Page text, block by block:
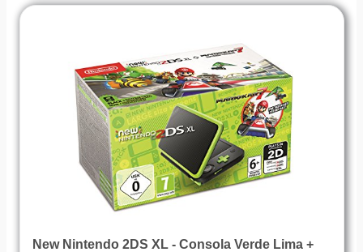
New Nintendo 2DS XL - Consola Verde Lima +